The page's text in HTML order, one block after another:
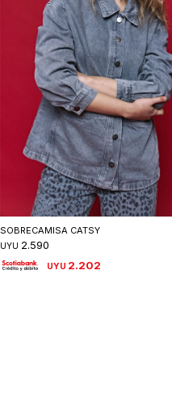
Seleccionar talle
SOBRECAMISA CATSY
UYU 2.590
UYU 2.202